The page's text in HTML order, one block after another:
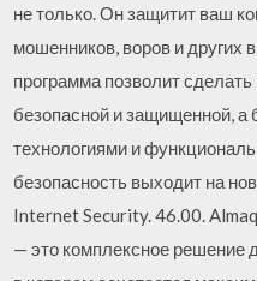
не только. Он защитит ваш
мошенников, воров и других
программа позволит
безопасной и защищенной,
технологиями и
безопасность выходит на
Internet Security. 46.00.
— это комплексное решение